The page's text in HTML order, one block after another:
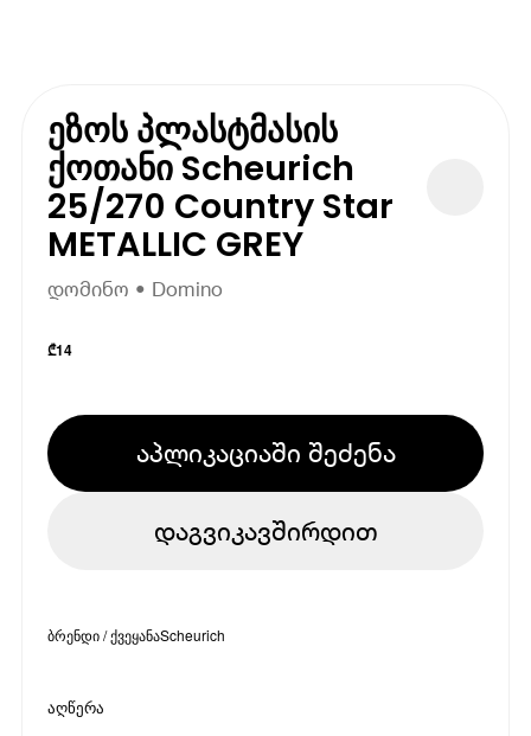
ეზოს პლასტმასის
ქოთანი Scheurich
25/270 Country Star
METALLIC GREY
დომინო • Domino
₾14
აპლიკაციაში შეძენა
დაგვიკავშირდით
ბრენდი / ქვეყანაScheurich
აღწერა